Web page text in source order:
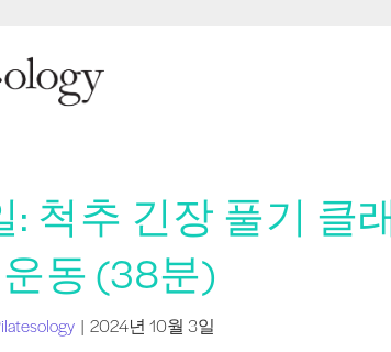
: 척추 긴장 풀기 클
동 (38분)
| 2024년 10월 3일